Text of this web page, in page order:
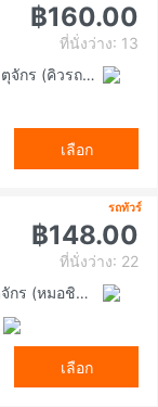
฿160.00
ที่นั่งว่าง: 13
สถานีเดินรถโดยสารขนาดเล็ก จตุจักร (คิวรถตู้หมอชิต 2)
เลือก
รถทัวร์
฿148.00
ที่นั่งว่าง: 22
สถานีขนส่งผู้โดยสารกรุงเทพ จตุจักร (หมอชิต2)
เลือก